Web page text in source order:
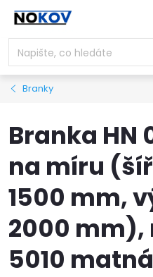
Přejít
obsah
Branky
Branka HN
na míru
1500 mm,
2000 mm),
5010 matná